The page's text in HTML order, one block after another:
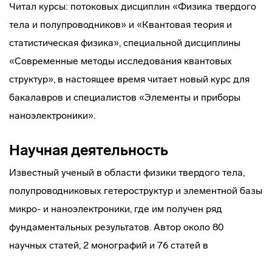
Читал курсы: потоковых дисциплин «Физика твердого
тела и полупроводников» и «Квантовая теория и
статистическая физика», специальной дисциплины
«Современные методы исследования квантовых
структур», в настоящее время читает новый курс для
бакалавров и специалистов «Элементы и приборы
наноэлектроники».
Научная деятельность
Известный ученый в области физики твердого тела,
полупроводниковых гетероструктур и элементной базы
микро- и наноэлектроники, где им получен ряд
фундаментальных результатов. Автор около 80
научных статей, 2 монографий и 76 статей в